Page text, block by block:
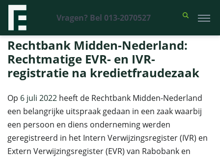
Vragen? Bel 013-2070527
Financieel Recht Advocaten >Uitspraken>Rechtbank Midden-
Nederland: Rechtmatige EVR- en IVR-registratie na kredietfraudezaak
Rechtbank Midden-Nederland:
Rechtmatige EVR- en IVR-
registratie na kredietfraudezaak
Op 6 juli 2022 heeft de Rechtbank Midden-Nederland
een belangrijke uitspraak gedaan in een zaak waarbij
een persoon en diens onderneming werden
geregistreerd in het Intern Verwijzingsregister (IVR) en
Extern Verwijzingsregister (EVR) van Rabobank en